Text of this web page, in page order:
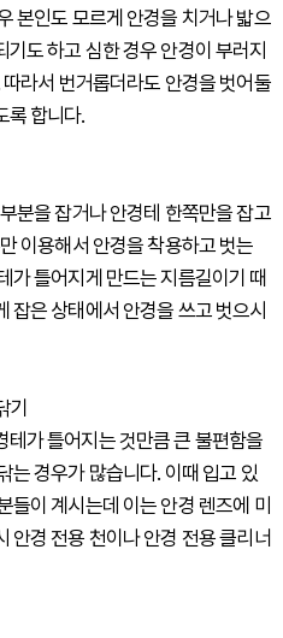
본인도 모르게 안경을 치거나 밟으
도 하고 심한 경우 안경이 부러지
라서 번거롭더라도 안경을 벗어둘
록 합니다.
분을 잡거나 안경테 한쪽만을 잡고
이용해서 안경을 착용하고 벗는
가 틀어지게 만드는 지름길이기 때
잡은 상태에서 안경을 쓰고 벗으시
기
가 틀어지는 것만큼 큰 불편함을
는 경우가 많습니다. 이때 입고 있
들이 계시는데 이는 안경 렌즈에 미
안경 전용 천이나 안경 전용 클리너